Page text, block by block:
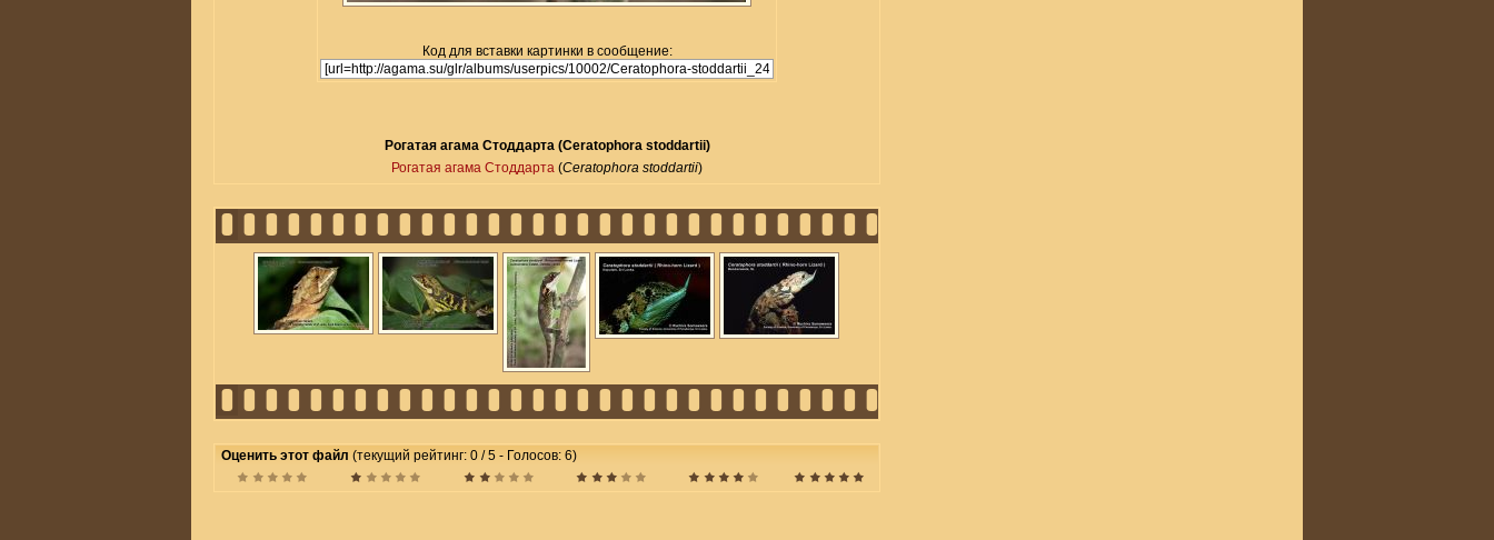
Код для вставки картинки в сообщение:
Рогатая агама Стоддарта (Ceratophora stoddartii)
Рогатая агама Стоддарта (Ceratophora stoddartii)
Оценить этот файл (текущий рейтинг: 0 / 5 - Голосов: 6)